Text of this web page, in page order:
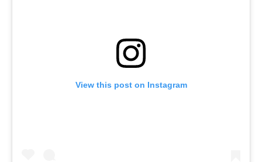
View this post on Instagram